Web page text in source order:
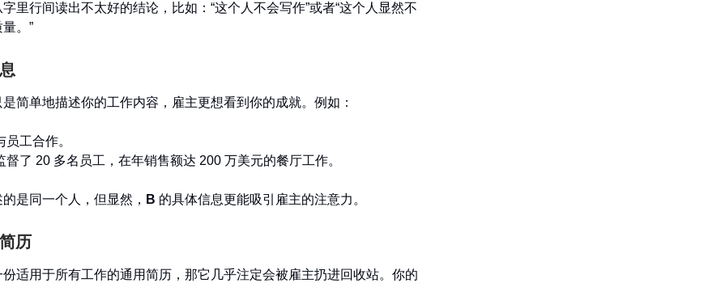
里行间读出不太好的结论，比如：“这个人不会写作”或者“这个人显然不
。”
简单地描述你的工作内容，雇主更想看到你的成就。例如：
工合作。
督了 20 多名员工，在年销售额达 200 万美元的餐厅工作。
是同一个人，但显然， B 的具体信息更能吸引雇主的注意力。
历
适用于所有工作的通用简历，那它几乎注定会被雇主扔进回收站。你的